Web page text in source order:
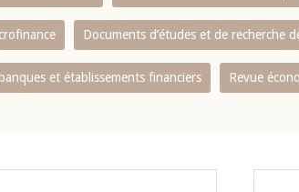
Documents d’études et de recherche
et établissements financiers Revue